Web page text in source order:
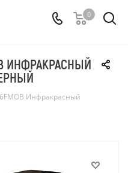
0
ИНФРАКРАСНЫЙ
Инфракрасный